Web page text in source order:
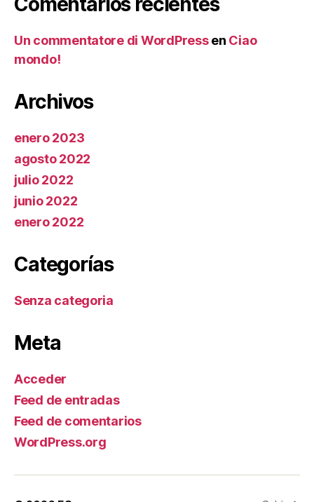
Un commentatore di WordPressen Ciao
mondo!
Archivos
enero 2023
agosto 2022
julio 2022
junio 2022
enero 2022
Categorías
Senza categoria
Meta
Acceder
Feed de entradas
Feed de comentarios
WordPress.org